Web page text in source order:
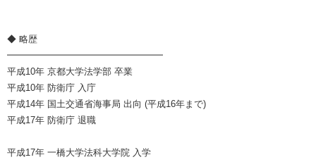
◆ 略歴
━━━━━━━━━━━━━━━━━
平成10年 京都大学法学部 卒業
平成10年 防衛庁 入庁
平成14年 国土交通省海事局 出向 (平成16年まで)
平成17年 防衛庁 退職
平成17年 一橋大学法科大学院 入学